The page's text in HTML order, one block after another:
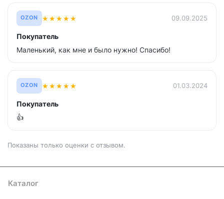
OZON ★★★★★ 09.09.2025
Покупатель
Маленький, как мне и было нужно! Спасибо!
OZON ★★★★★ 01.03.2024
Покупатель
👍
Показаны только оценки с отзывом.
Каталог